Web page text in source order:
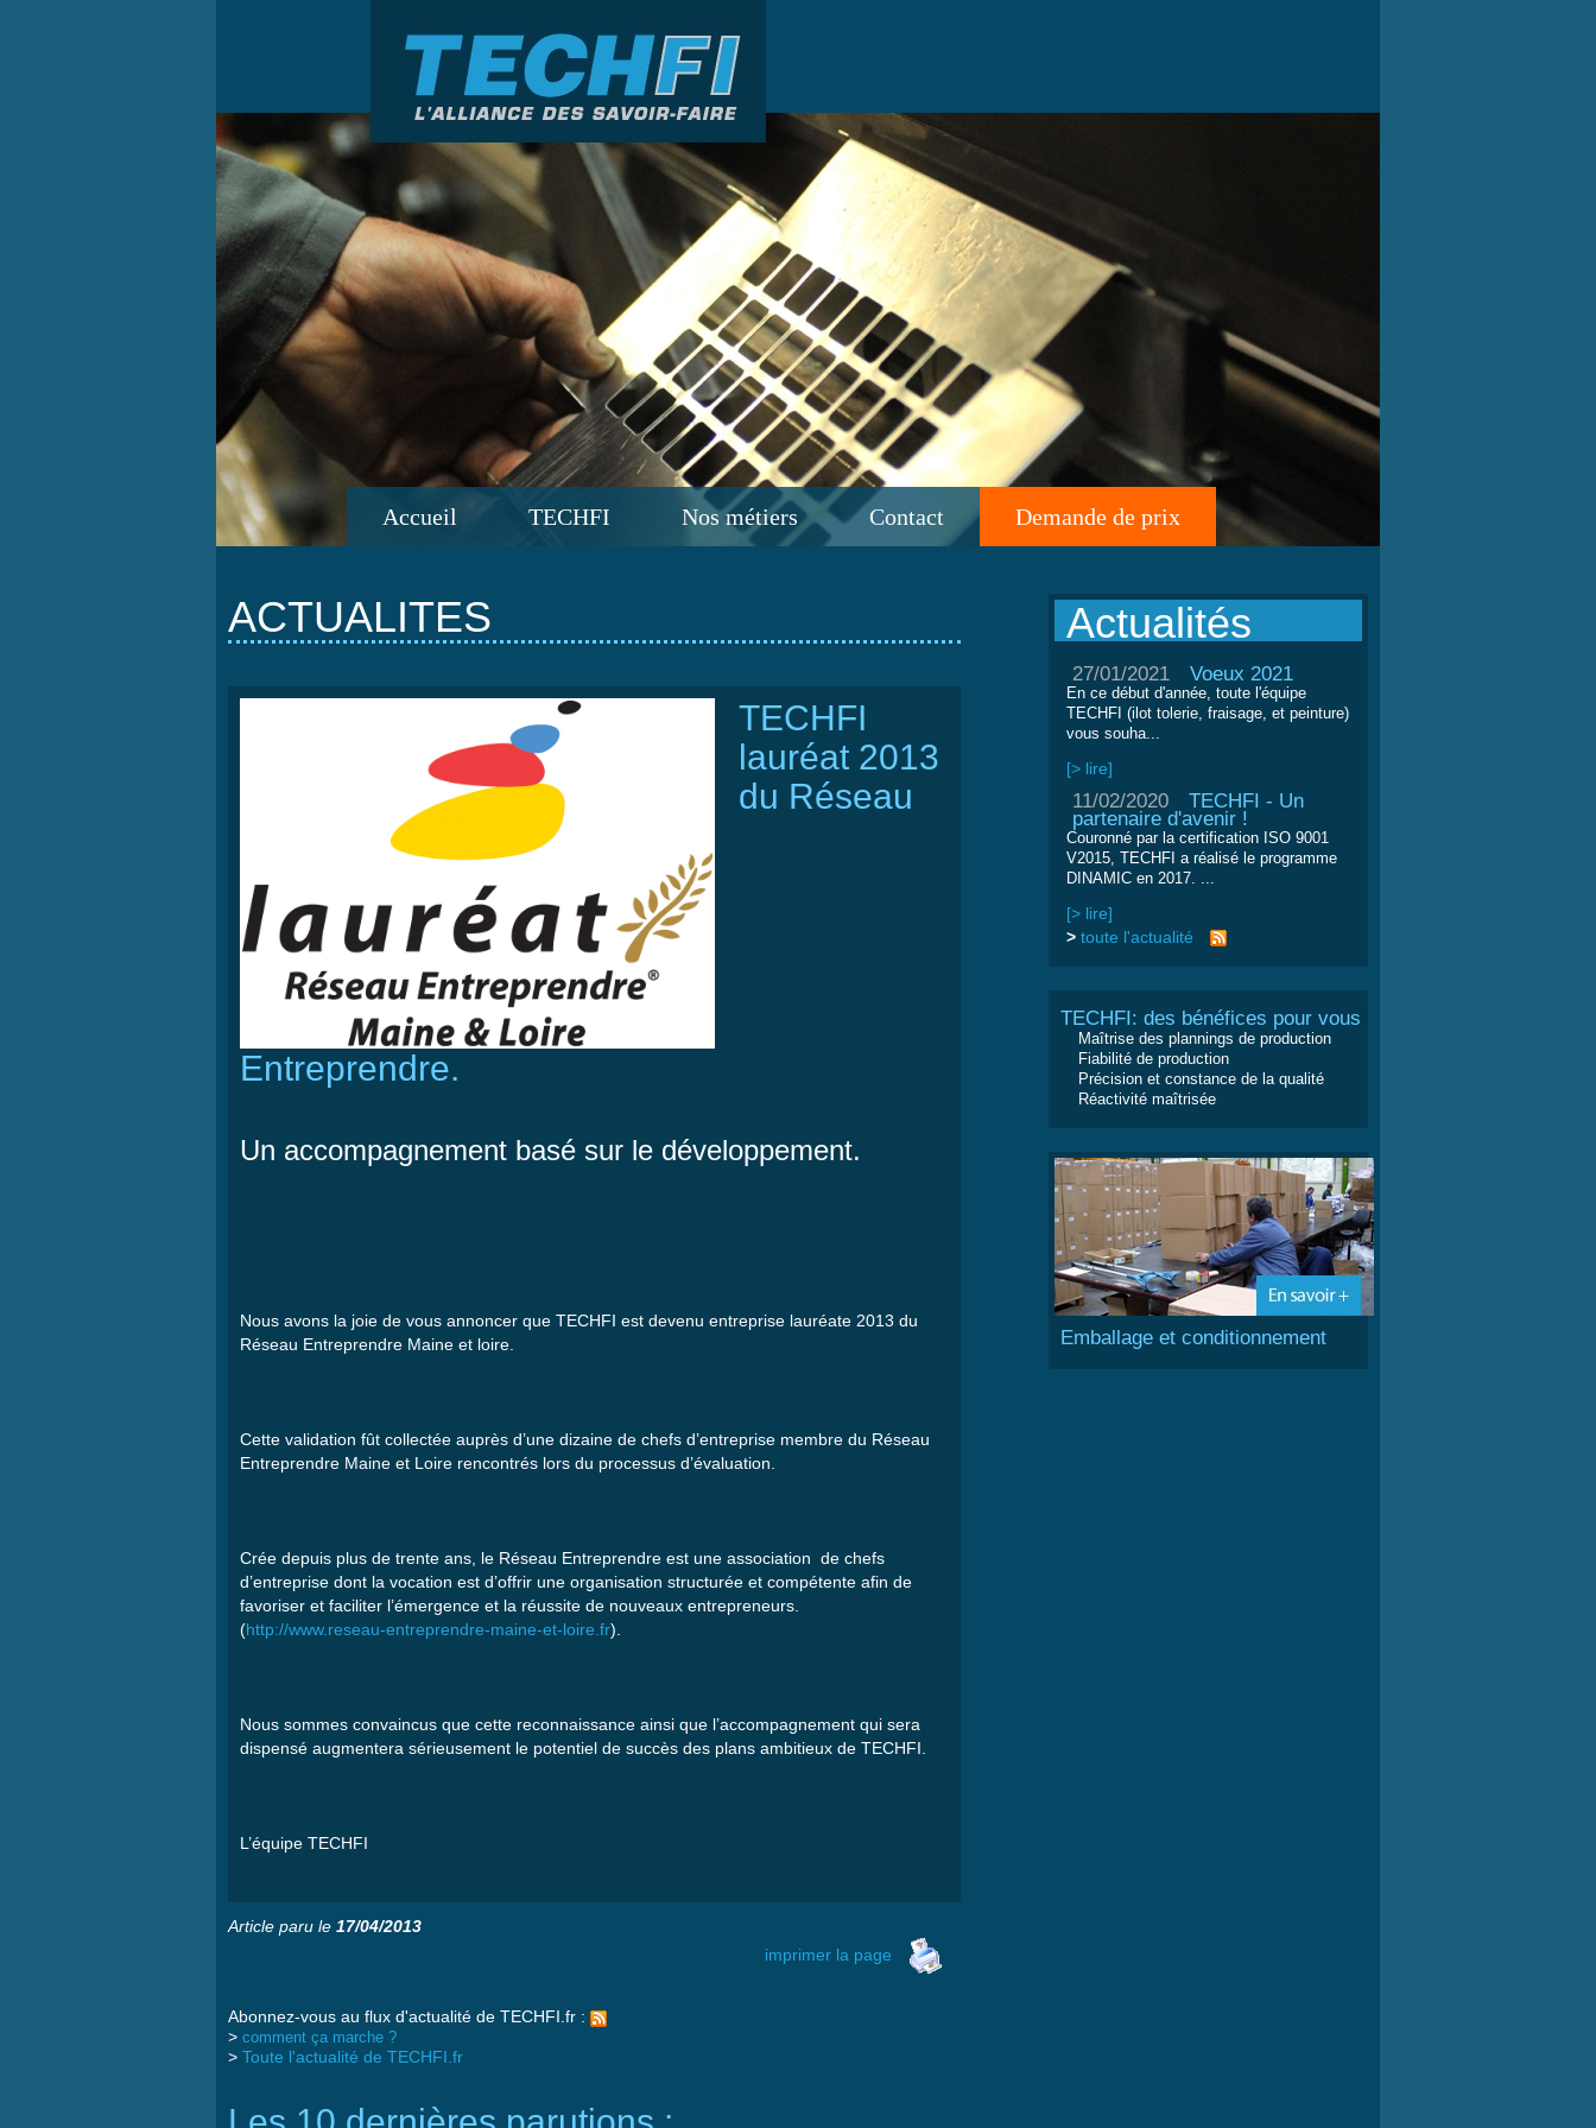
Accueil TECHFI Nos métiers Contact Demande de prix
Actualités
27/01/2021 Voeux 2021
En ce début d'année, toute l'équipe
TECHFI (ilot tolerie, fraisage, et peinture)
vous souha...
[> lire]
11/02/2020 TECHFI - Un
partenaire d'avenir !
Couronné par la certification ISO 9001
V2015, TECHFI a réalisé le programme
DINAMIC en 2017. ...
[> lire]
> toute l'actualité
TECHFI: des bénéfices pour vous
Maîtrise des plannings de production
Fiabilité de production
Précision et constance de la qualité
Réactivité maîtrisée
Emballage et conditionnement
ACTUALITES
TECHFI
lauréat 2013
du Réseau
Entreprendre.
Un accompagnement basé sur le développement.
Nous avons la joie de vous annoncer que TECHFI est devenu entreprise lauréate 2013 du
Réseau Entreprendre Maine et loire.
Cette validation fût collectée auprès d’une dizaine de chefs d’entreprise membre du Réseau
Entreprendre Maine et Loire rencontrés lors du processus d’évaluation.
Crée depuis plus de trente ans, le Réseau Entreprendre est une association de chefs
d’entreprise dont la vocation est d’offrir une organisation structurée et compétente afin de
favoriser et faciliter l’émergence et la réussite de nouveaux entrepreneurs.
(http://www.reseau-entreprendre-maine-et-loire.fr).
Nous sommes convaincus que cette reconnaissance ainsi que l’accompagnement qui sera
dispensé augmentera sérieusement le potentiel de succès des plans ambitieux de TECHFI.
L’équipe TECHFI
Article paru le 17/04/2013
imprimer la page
Abonnez-vous au flux d'actualité de TECHFI.fr :
> comment ça marche ?
> Toute l'actualité de TECHFI.fr